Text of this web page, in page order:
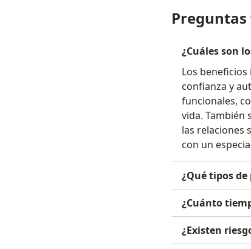
¿Cuáles son
Los
confianza y
funcionales,
vida. También
las relaciones
con un
¿Qué tipos
¿Cuánto
¿Existen